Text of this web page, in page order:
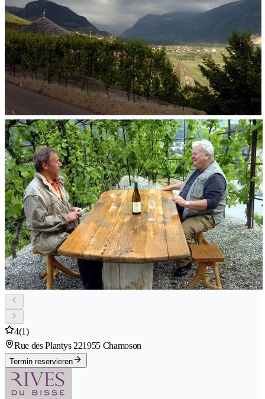
4(1)
Rue des Plantys 221955 Chamoson
Termin reservieren